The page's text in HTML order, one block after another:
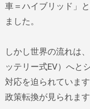
車＝ハイブリッド」
ました。
しかし世界の流れは
ッテリー式EV）へと
対応を迫られていま
政策転換が見られます